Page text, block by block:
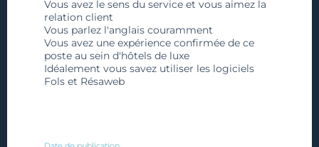
Vous avez le sens du service et vous aimez la
relation client
Vous parlez l'anglais couramment
Vous avez une expérience confirmée de ce
poste au sein d'hôtels de luxe
Idéalement vous savez utiliser les logiciels
Fols et Résaweb